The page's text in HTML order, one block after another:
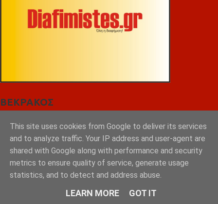
ΒΕΚΡΑΚΟΣ
This site uses cookies from Google to deliver its services
and to analyze traffic. Your IP address and user-agent are
shared with Google along with performance and security
metrics to ensure quality of service, generate usage
statistics, and to detect and address abuse.
LEARN MORE GOT IT